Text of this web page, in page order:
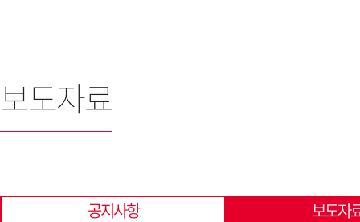
편리하게
한 곳에 모아 확인 할 수 있습니다.
보도자료
공지사항
보도자